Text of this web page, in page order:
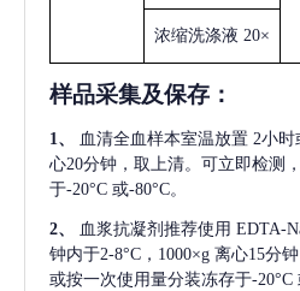
浓缩洗涤液 20×
样品采集及保存 ：
1、 血清全血样本室温放置 2小时
心20分钟，取上清。可立即检测
于-20°C 或-80°C。
2、 血浆抗凝剂推荐使用 EDTA-
钟内于2-8°C，1000×g 离心15分
或按一次使用量分装冻存于-20°C